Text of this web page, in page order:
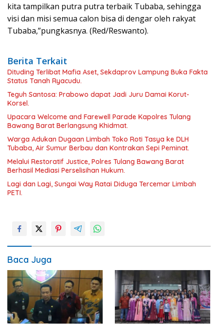
kita tampilkan putra putra terbaik Tubaba, sehingga
visi dan misi semua calon bisa di dengar oleh rakyat
Tubaba,”pungkasnya. (Red/Reswanto).
Berita Terkait
Dituding Terlibat Mafia Aset, Sekdaprov Lampung Buka Fakta
Status Tanah Ryacudu.
Teguh Santosa: Prabowo dapat Jadi Juru Damai Korut-
Korsel.
Upacara Welcome and Farewell Parade Kapolres Tulang
Bawang Barat Berlangsung Khidmat.
Warga Adukan Dugaan Limbah Toko Roti Tasya ke DLH
Tubaba, Air Sumur Berbau dan Kontrakan Sepi Peminat.
Melalui Restoratif Justice, Polres Tulang Bawang Barat
Berhasil Mediasi Perselisihan Hukum.
Lagi dan Lagi, Sungai Way Ratai Diduga Tercemar Limbah
PETI.
Baca Juga